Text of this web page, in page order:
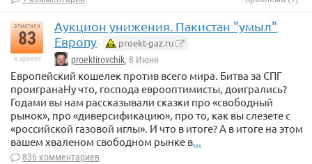
отметили
83
в архиве
Аукцион унижения. Пакистан "умыл"
Европу
proekt-gaz.ru
proektirovchik, 8 Июня
Европейский кошелек против всего мира. Битва за СПГ
проигранаНу что, господа еврооптимисты, доигрались?
Годами вы нам рассказывали сказки про «свободный
рынок», про «диверсификацию», про то, как вы слезете с
«российской газовой иглы». И что в итоге? А в итоге на этом
вашем хваленом свободном рынке в...
836 комментариев